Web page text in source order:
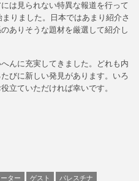
は見られない特異な報道を行って
りました。日本ではあまり紹介さ
ありそうな題材を厳選して紹介し
んに充実してきました。どれも内
びに新しい発見があります。いろ
立ていただければ幸いです。
ター ゲスト パレスチナ